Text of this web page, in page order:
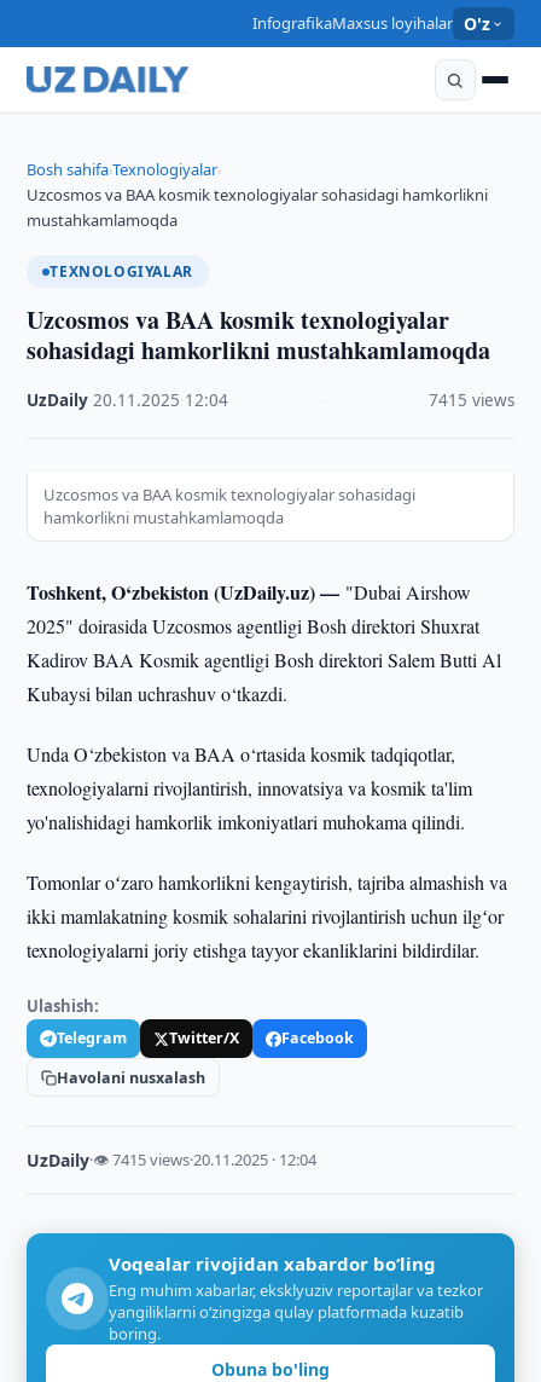
InfografikaMaxsus loyihalar O'z
Bosh sahifa›Texnologiyalar›
Uzcosmos va BAA kosmik texnologiyalar sohasidagi hamkorlikni
mustahkamlamoqda
TEXNOLOGIYALAR
Uzcosmos va BAA kosmik texnologiyalar
sohasidagi hamkorlikni mustahkamlamoqda
UzDaily ·20.11.2025 12:04 7415 views
Uzcosmos va BAA kosmik texnologiyalar sohasidagi
hamkorlikni mustahkamlamoqda
Toshkent, O‘zbekiston (UzDaily.uz) — "Dubai Airshow
2025" doirasida Uzcosmos agentligi Bosh direktori Shuxrat
Kadirov BAA Kosmik agentligi Bosh direktori Salem Butti Al
Kubaysi bilan uchrashuv o‘tkazdi.
Unda O‘zbekiston va BAA o‘rtasida kosmik tadqiqotlar,
texnologiyalarni rivojlantirish, innovatsiya va kosmik ta'lim
yo'nalishidagi hamkorlik imkoniyatlari muhokama qilindi.
Tomonlar oʻzaro hamkorlikni kengaytirish, tajriba almashish va
ikki mamlakatning kosmik sohalarini rivojlantirish uchun ilgʻor
texnologiyalarni joriy etishga tayyor ekanliklarini bildirdilar.
Ulashish:
Telegram Twitter/X
Facebook
Havolani nusxalash
UzDaily·👁 7415 views·20.11.2025 · 12:04
Voqealar rivojidan xabardor bo‘ling
Eng muhim xabarlar, eksklyuziv reportajlar va tezkor
yangiliklarni o‘zingizga qulay platformada kuzatib
boring.
Obuna bo'ling